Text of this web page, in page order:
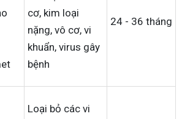
cơ, kim loại
nặng, vô cơ, vi
khuẩn, virus gây
bệnh
24 - 36 tháng
Loại bỏ các vi